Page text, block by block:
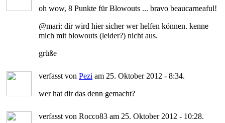
oh wow, 8 Punkte für Blowouts ... bravo beaucarneaful!
@mari: dir wird hier sicher wer helfen können. kenne
mich mit blowouts (leider?) nicht aus.
grüße
verfasst von Pezi am 25. Oktober 2012 - 8:34.
wer hat dir das denn gemacht?
verfasst von Rocco83 am 25. Oktober 2012 - 10:28.